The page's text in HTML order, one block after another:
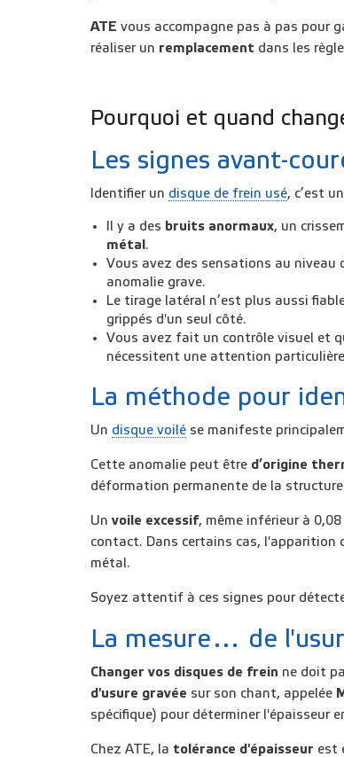
ATE vous accompagne pas à pas pour
réaliser un remplacement dans les
Pourquoi et quand
Les signes avant-
Identifier un disque de frein usé, c’est
Il y a des bruits anormaux, un
métal .
Vous avez des sensations au niveau
anomalie grave.
Le tirage latéral n’est plus aussi
grippés d'un seul côté.
Vous avez fait un contrôle visuel et
nécessitent une attention
La méthode pour
Un disque voilé se manifeste
Cette anomalie peut être d’origine
déformation permanente de la
Un voile excessif, même inférieur à
contact. Dans certains cas, l'apparition
métal.
Soyez attentif à ces signes pour
La mesure… de
Changer vos disques de frein ne doit
d'usure gravée sur son chant, appelée
spécifique) pour déterminer l'épaisseur
Chez ATE, la tolérance d'épaisseur est